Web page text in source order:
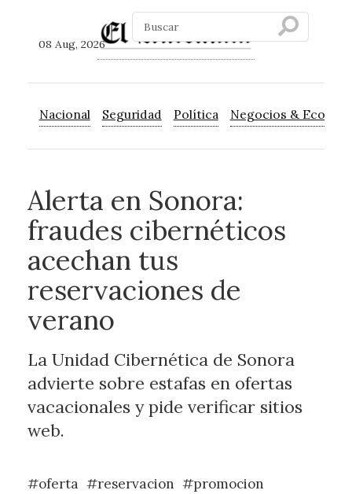
08 Aug, 2026
Nacional Seguridad Política Negocios &
Alerta en Sonora:
fraudes cibernéticos
acechan tus
reservaciones de
verano
La Unidad Cibernética de Sonora
advierte sobre estafas en ofertas
vacacionales y pide verificar sitios
web.
#oferta #reservacion #promocion